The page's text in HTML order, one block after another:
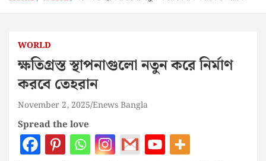
WORLD
ক্ষতিগ্রস্ত স্থাপনাগুলো নতুন করে নির্মাণ
করবে তেহরান
November 2, 2025 Enews Bangla
Spread the love